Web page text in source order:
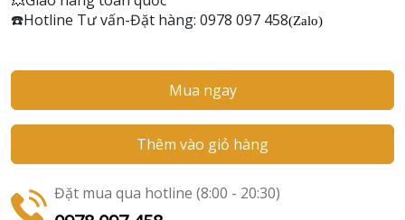
☎Hotline Tư vấn-Đặt hàng: 0978 097 458(Zalo)
Mua ngay
Thêm vào giỏ hàng
Đặt mua qua hotline (8:00 - 20:30)